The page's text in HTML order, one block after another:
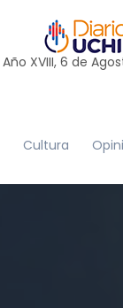
Año XVIII, 6 de
Cultura